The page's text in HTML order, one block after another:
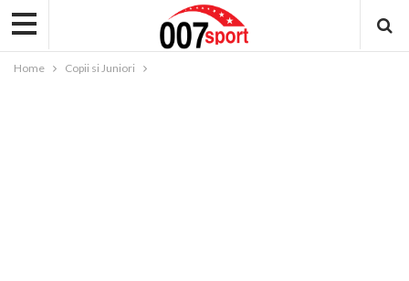
Home Copii si Juniori